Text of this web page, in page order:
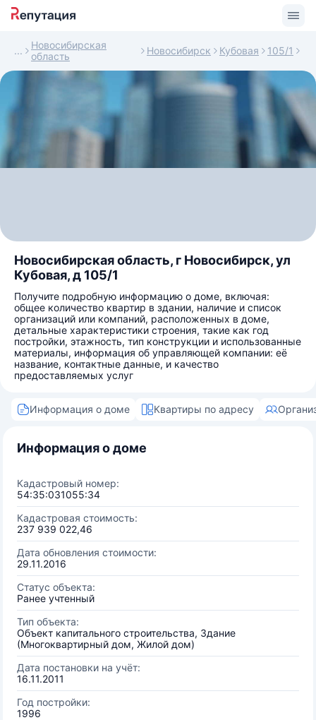
Новосибирская
область
Новосибирск Кубовая 105/1
Новосибирская область, г Новосибирск, ул
Кубовая, д 105/1
Получите подробную информацию о доме, включая:
общее количество квартир в здании, наличие и список
организаций или компаний, расположенных в доме,
детальные характеристики строения, такие как год
постройки, этажность, тип конструкции и использованные
материалы, информация об управляющей компании: её
название, контактные данные, и качество
предоставляемых услуг
Информация о доме Квартиры по адресу
Информация о доме
Кадастровый номер:
54:35:031055:34
Кадастровая стоимость:
237 939 022,46
Дата обновления стоимости:
29.11.2016
Статус объекта:
Ранее учтенный
Тип объекта:
Объект капитального строительства, Здание
(Многоквартирный дом, Жилой дом)
Дата постановки на учёт:
16.11.2011
Год постройки:
1996